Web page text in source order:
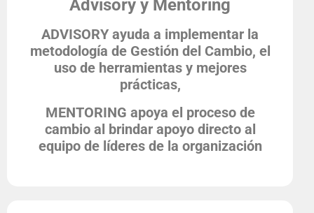
Advisory y Mentoring
ADVISORY ayuda a implementar la
metodología de Gestión del Cambio, el
uso de herramientas y mejores
prácticas,
MENTORING apoya el proceso de
cambio al brindar apoyo directo al
equipo de líderes de la organización